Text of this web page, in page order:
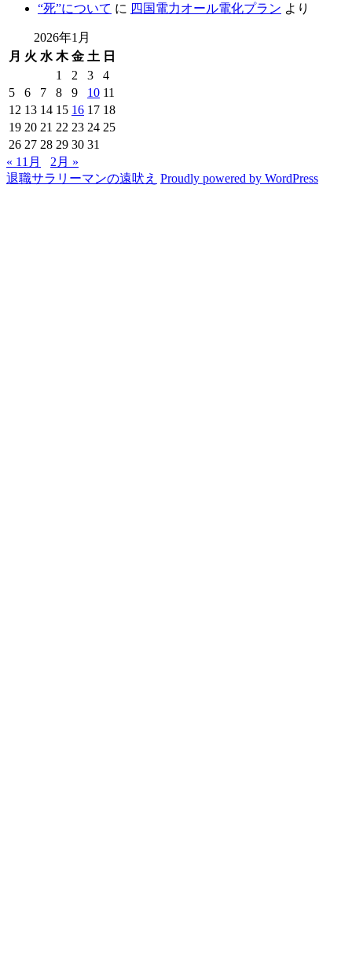
“死”について に 四国電力オール電化プラン より
2026年1月
月 火 水 木 金 土 日
1
2 3
4
5
6 7 8 9 10 11
12 13 14 15 16 17 18
19 20 21 22 23 24 25
26 27 28 29 30 31
« 11月
2月 »
退職サラリーマンの遠吠え Proudly powered by WordPress